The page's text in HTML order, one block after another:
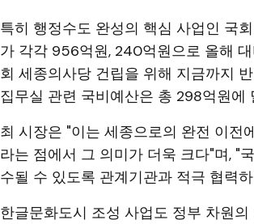
특히 행정수도 완성의 핵심 사업인 국
가 각각 956억원, 240억원으로 올해
회 세종의사당 건립을 위해 지금까지
집무실 관련 국비예산은 총 298억원에
최 시장은 "이는 세종으로의 완전 이전
라는 점에서 그 의미가 더욱 크다"며, "
수될 수 있도록 관계기관과 적극 협력
한글문화도시 조성 사업도 정부 차원